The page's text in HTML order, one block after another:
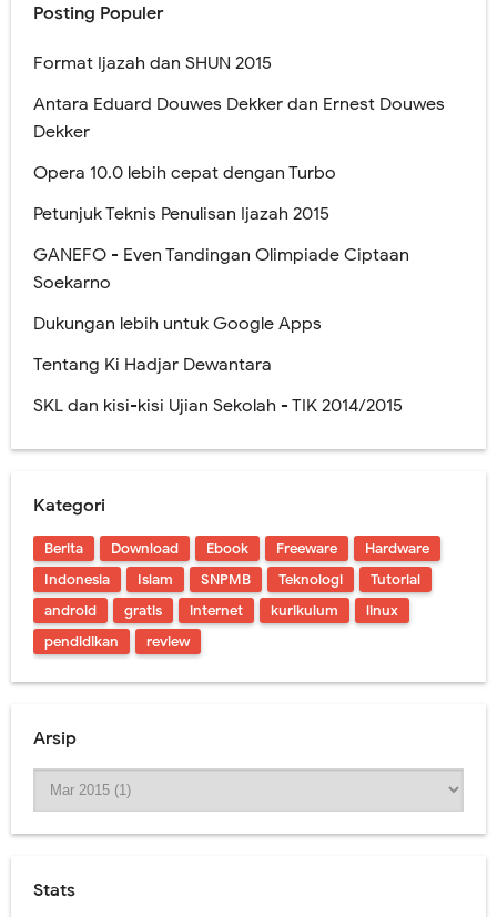
Posting Populer
Format Ijazah dan SHUN 2015
Antara Eduard Douwes Dekker dan Ernest Douwes
Dekker
Opera 10.0 lebih cepat dengan Turbo
Petunjuk Teknis Penulisan Ijazah 2015
GANEFO - Even Tandingan Olimpiade Ciptaan
Soekarno
Dukungan lebih untuk Google Apps
Tentang Ki Hadjar Dewantara
SKL dan kisi-kisi Ujian Sekolah - TIK 2014/2015
Kategori
Berita Download Ebook Freeware
Hardware
Indonesia
Islam SNPMB Teknologi
Tutorial
android
gratis internet kurikulum
linux
pendidikan
review
Arsip
Stats